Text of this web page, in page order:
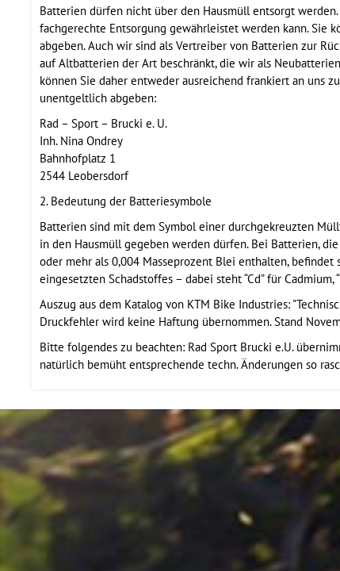
Batterien dürfen nicht über den Hausmüll entsorgt
fachgerechte Entsorgung gewährleistet werden kann. Sie
abgeben. Auch wir sind als Vertreiber von Batterien zur
auf Altbatterien der Art beschränkt, die wir als
können Sie daher entweder ausreichend frankiert an uns
unentgeltlich abgeben:
Rad – Sport – Brucki e. U.
Inh. Nina Ondrey
Bahnhofplatz 1
2544 Leobersdorf
2. Bedeutung der Batteriesymbole
Batterien sind mit dem Symbol einer durchgekreuzten
in den Hausmüll gegeben werden dürfen. Bei Batterien,
oder mehr als 0,004 Masseprozent Blei enthalten,
eingesetzten Schadstoffes – dabei steht “Cd” für Cadmium,
Auszug aus dem Katalog von KTM Bike Industries:
Druckfehler wird keine Haftung übernommen. Stand
Bitte folgendes zu beachten: Rad Sport Brucki e.U.
natürlich bemüht entsprechende techn. Änderungen so